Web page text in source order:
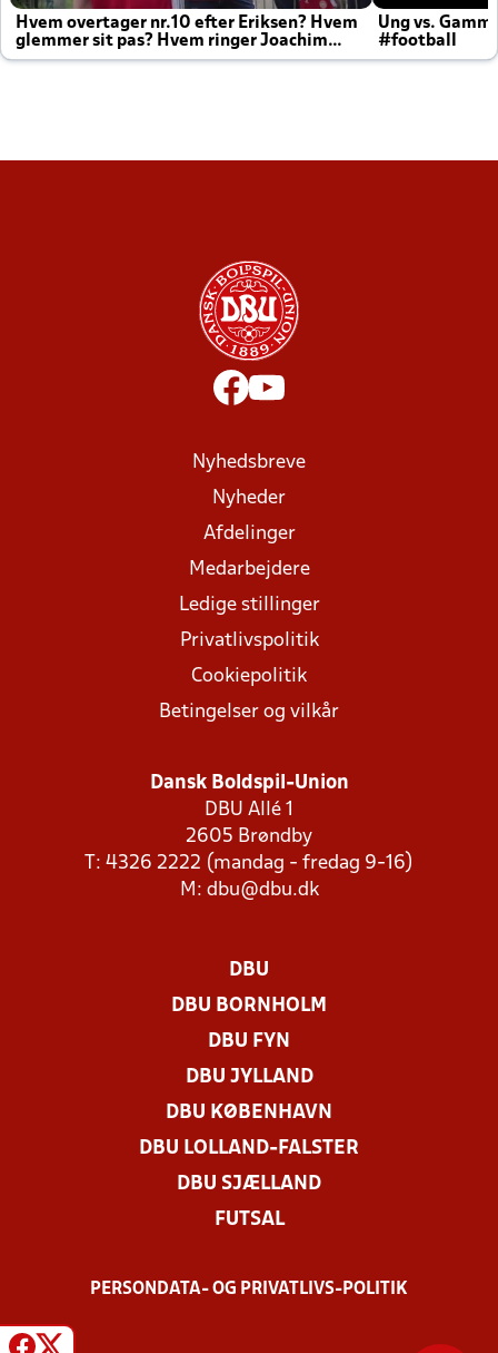
Hvem overtager nr.10 efter Eriksen? Hvem
glemmer sit pas? Hvem ringer Joachim
altid til efter kampe?
Ung vs.
#football
Nyhedsbreve
Nyheder
Afdelinger
Medarbejdere
Ledige stillinger
Privatlivspolitik
Cookiepolitik
Betingelser og vilkår
Dansk Boldspil-Union
DBU Allé 1
2605 Brøndby
T: 4326 2222 (mandag - fredag 9-16)
M: dbu@dbu.dk
DBU
DBU BORNHOLM
DBU FYN
DBU JYLLAND
DBU KØBENHAVN
DBU LOLLAND-FALSTER
DBU SJÆLLAND
FUTSAL
PERSONDATA- OG PRIVATLIVS-POLITIK